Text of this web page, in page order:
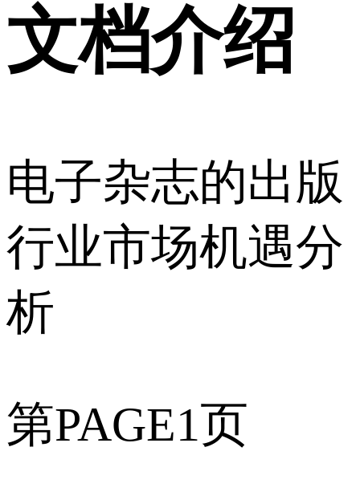
文档介绍
电子杂志的出版
行业市场机遇分
析
第PAGE1页